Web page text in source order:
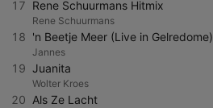
17 Rene Schuurmans Hitmix
Rene Schuurmans
18 'n Beetje Meer (Live in Gelredome)
Jannes
19 Juanita
Wolter Kroes
20 Als Ze Lacht